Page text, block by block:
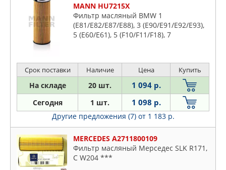
MANN HU7215X
Фильтр масляный BMW 1
(E81/E82/E87/E88), 3 (E90/E91/E92/E93),
5 (E60/E61), 5 (F10/F11/F18), 7
(E90/91/92)
Срок поставки Наличие Цена Купить
На складе 20 шт. 1 094 р.
Сегодня 1 шт. 1 098 р.
Другие предложения (7) от 1 183 р.
MERCEDES A2711800109
Фильтр масляный Мерседес SLK R171,
C W204 ***